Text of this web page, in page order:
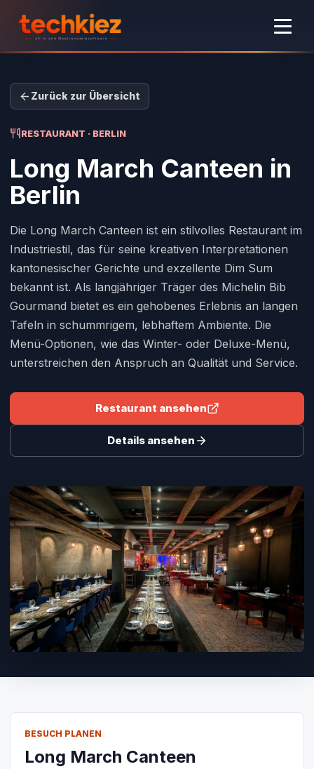
Zurück zur Übersicht
RESTAURANT · BERLIN
Long March Canteen in
Berlin
Die Long March Canteen ist ein stilvolles Restaurant im
Industriestil, das für seine kreativen Interpretationen
kantonesischer Gerichte und exzellente Dim Sum
bekannt ist. Als langjähriger Träger des Michelin Bib
Gourmand bietet es ein gehobenes Erlebnis an langen
Tafeln in schummrigem, lebhaftem Ambiente. Die
Menü-Optionen, wie das Winter- oder Deluxe-Menü,
unterstreichen den Anspruch an Qualität und Service.
Restaurant ansehen
Details ansehen
BESUCH PLANEN
Long March Canteen